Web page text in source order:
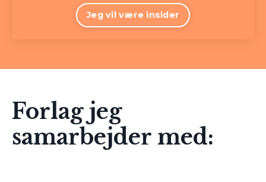
Jeg vil være insider
Forlag jeg
samarbejder med: